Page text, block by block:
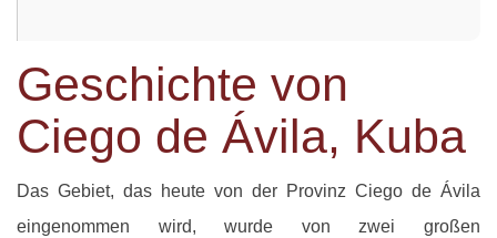
Geschichte von
Ciego de Ávila, Kuba
Das Gebiet, das heute von der Provinz Ciego de Ávila
eingenommen wird, wurde von zwei großen